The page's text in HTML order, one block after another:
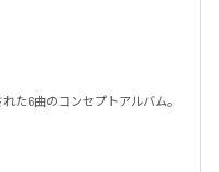
た6曲のコンセプトアルバム。